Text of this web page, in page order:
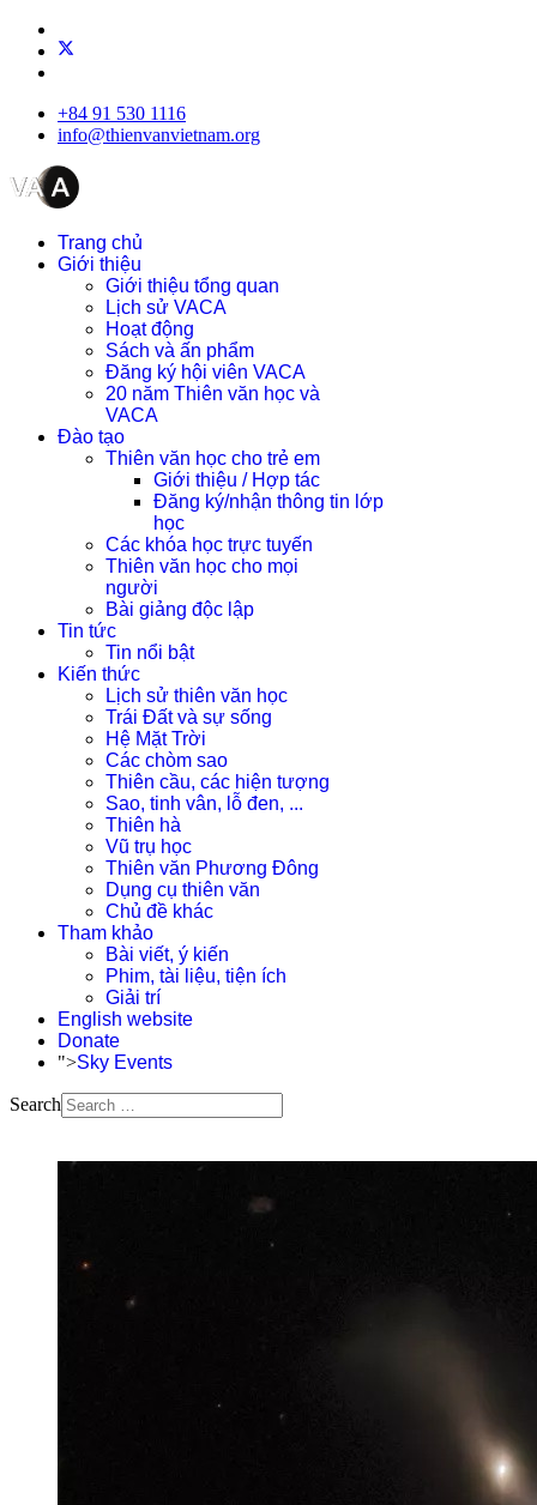
+84 91 530 1116
info@thienvanvietnam.org
Trang chủ
Giới thiệu
Giới thiệu tổng quan
Lịch sử VACA
Hoạt động
Sách và ấn phẩm
Đăng ký hội viên VACA
20 năm Thiên văn học và
VACA
Đào tạo
Thiên văn học cho trẻ em
Giới thiệu / Hợp tác
Đăng ký/nhận thông tin lớp
học
Các khóa học trực tuyến
Thiên văn học cho mọi
người
Bài giảng độc lập
Tin tức
Tin nổi bật
Kiến thức
Lịch sử thiên văn học
Trái Đất và sự sống
Hệ Mặt Trời
Các chòm sao
Thiên cầu, các hiện tượng
Sao, tinh vân, lỗ đen, ...
Thiên hà
Vũ trụ học
Thiên văn Phương Đông
Dụng cụ thiên văn
Chủ đề khác
Tham khảo
Bài viết, ý kiến
Phim, tài liệu, tiện ích
Giải trí
English website
Donate
">Sky Events
Search